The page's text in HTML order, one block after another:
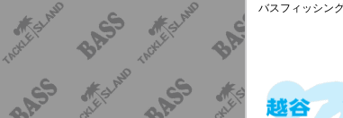
バスフィッシン